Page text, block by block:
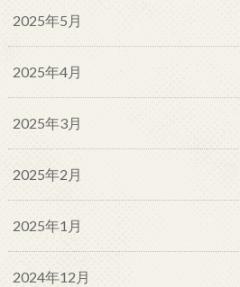
2025年5月
2025年4月
2025年3月
2025年2月
2025年1月
2024年12月